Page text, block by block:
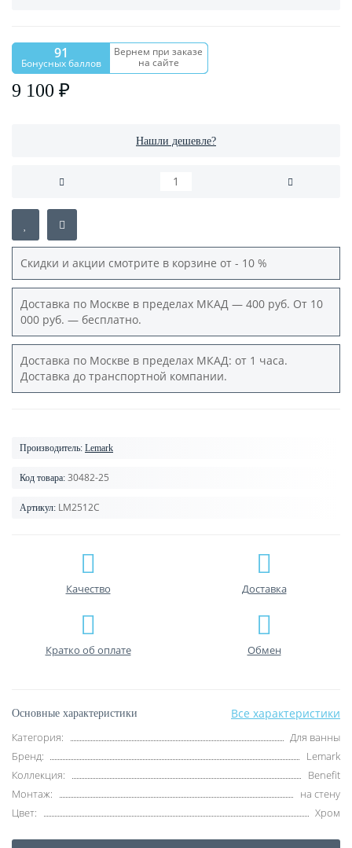
91
Бонусных баллов
Вернем при заказе
на сайте
9 100 ₽
Нашли дешевле?
Скидки и акции смотрите в корзине от - 10 %
Доставка по Москве в пределах МКАД — 400 руб. От 10
000 руб. — бесплатно.
Доставка по Москве в пределах МКАД: от 1 часа.
Доставка до транспортной компании.
Производитель: Lemark
Код товара: 30482-25
Артикул: LM2512C
Качество Доставка
Кратко об оплате Обмен
Основные характеристики Все характеристики
Категория:
Для ванны
Бренд:
Lemark
Коллекция:
Benefit
Монтаж:
на стену
Цвет:
Хром